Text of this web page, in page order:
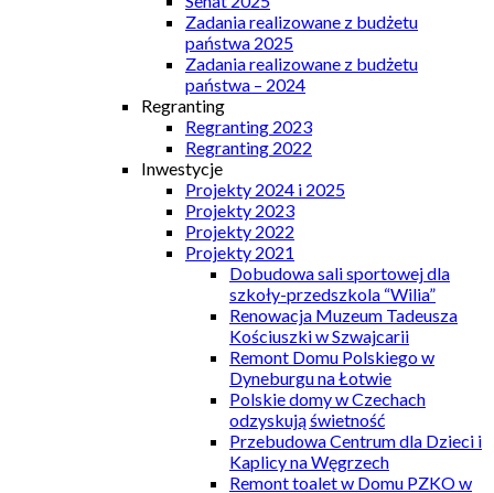
Zadania realizowane z budżetu
państwa 2025
Zadania realizowane z budżetu
państwa – 2024
Regranting
Regranting 2023
Regranting 2022
Inwestycje
Projekty 2024 i 2025
Projekty 2023
Projekty 2022
Projekty 2021
Dobudowa sali sportowej dla
szkoły-przedszkola “Wilia”
Renowacja Muzeum Tadeusza
Kościuszki w Szwajcarii
Remont Domu Polskiego w
Dyneburgu na Łotwie
Polskie domy w Czechach
odzyskują świetność
Przebudowa Centrum dla Dzieci i
Kaplicy na Węgrzech
Remont toalet w Domu PZKO w